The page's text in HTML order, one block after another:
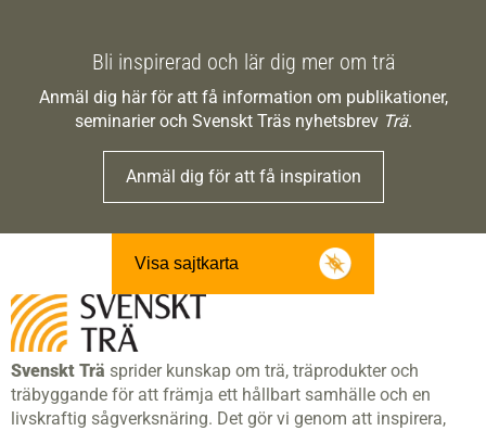
Bli inspirerad och lär dig mer om trä
Anmäl dig här för att få information om publikationer,
seminarier och Svenskt Träs nyhetsbrev Trä.
Anmäl dig för att få inspiration
Visa sajtkarta
Svenskt Trä sprider kunskap om trä, träprodukter och
träbyggande för att främja ett hållbart samhälle och en
livskraftig sågverksnäring. Det gör vi genom att inspirera,